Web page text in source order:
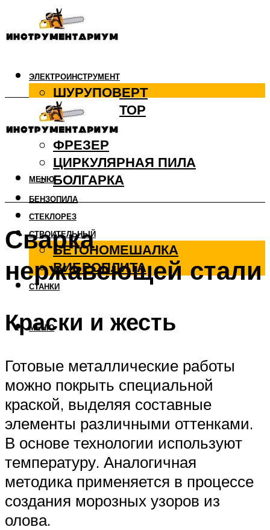
ЭЛЕКТРОИНСТРУМЕНТ
ШУРУПОВЕРТ
ПЕРФОРАТОР
ДРЕЛЬ
ФРЕЗЕР
ЦИРКУЛЯРНАЯ ПИЛА
БОЛГАРКА
БЕНЗОПИЛА
СТЕКЛОРЕЗ
СТРОИТЕЛЬНЫЙ
БЕТОНОМЕШАЛКА
ВИБРОПЛИТА
СТАНКИ
МЕНЮ
МЕНЮ
Сварка
нержавеющей стали
Краски и жесть
Готовые металлические работы
можно покрыть специальной
краской, выделяя составные
элементы различными оттенками.
В основе технологии используют
температуру. Аналогичная
методика применяется в процессе
создания морозных узоров из
олова.